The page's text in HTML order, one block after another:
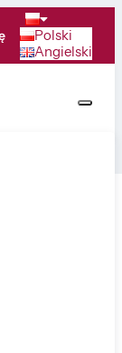
Polski
Angielski